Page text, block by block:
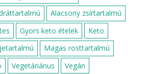
Alacsony zsírtartalmú
Gyors keto ételek
Keto
Magas rosttartalmú
Vegetáriánus Vegán